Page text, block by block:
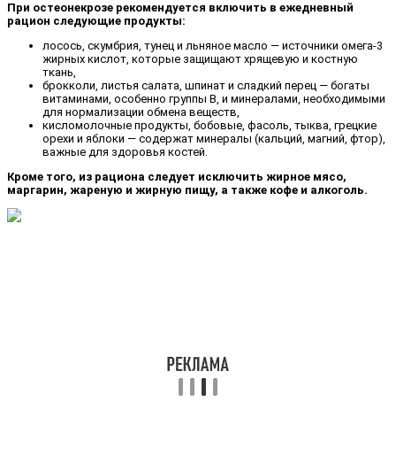
При остеонекрозе рекомендуется включить в ежедневный
рацион следующие продукты:
лосось, скумбрия, тунец и льняное масло — источники омега-3
жирных кислот, которые защищают хрящевую и костную
ткань,
брокколи, листья салата, шпинат и сладкий перец — богаты
витаминами, особенно группы В, и минералами, необходимыми
для нормализации обмена веществ,
кисломолочные продукты, бобовые, фасоль, тыква, грецкие
орехи и яблоки — содержат минералы (кальций, магний, фтор),
важные для здоровья костей.
Кроме того, из рациона следует исключить жирное мясо,
маргарин, жареную и жирную пищу, а также кофе и алкоголь.